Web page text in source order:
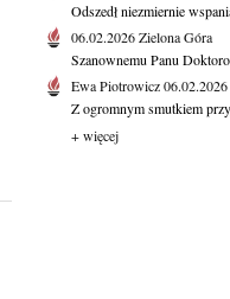
Odszedł niezmiernie
06.02.2026Zielona Góra
Szanownemu Panu
Ewa Piotrowicz06.02.2026
Z ogromnym smutkiem
+ więcej